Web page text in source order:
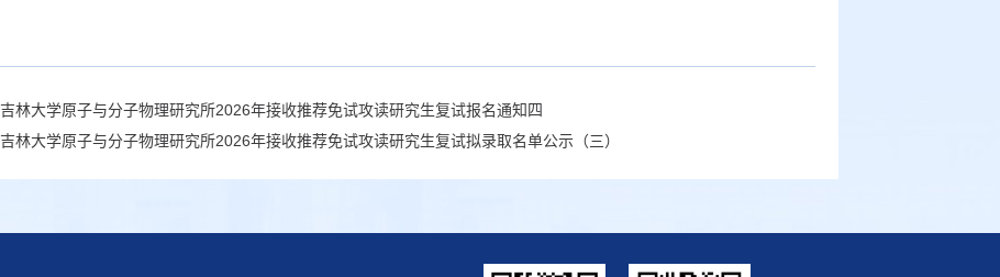
吉林大学原子与分子物理研究所2026年接收推荐免试攻读研究生复试报名通知四
吉林大学原子与分子物理研究所2026年接收推荐免试攻读研究生复试拟录取名单公示（三）